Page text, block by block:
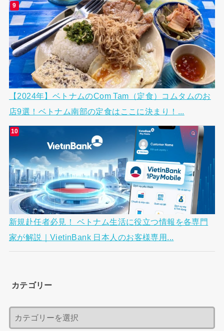
【2024年】ベトナムのCom Tam（定食）コムタムのお
店9選！ベトナム南部の定食はここに決まり！...
新規赴任者必見！ ベトナム生活に役立つ情報を各専門
家が解説｜VietinBank 日本人のお客様専用...
カテゴリー